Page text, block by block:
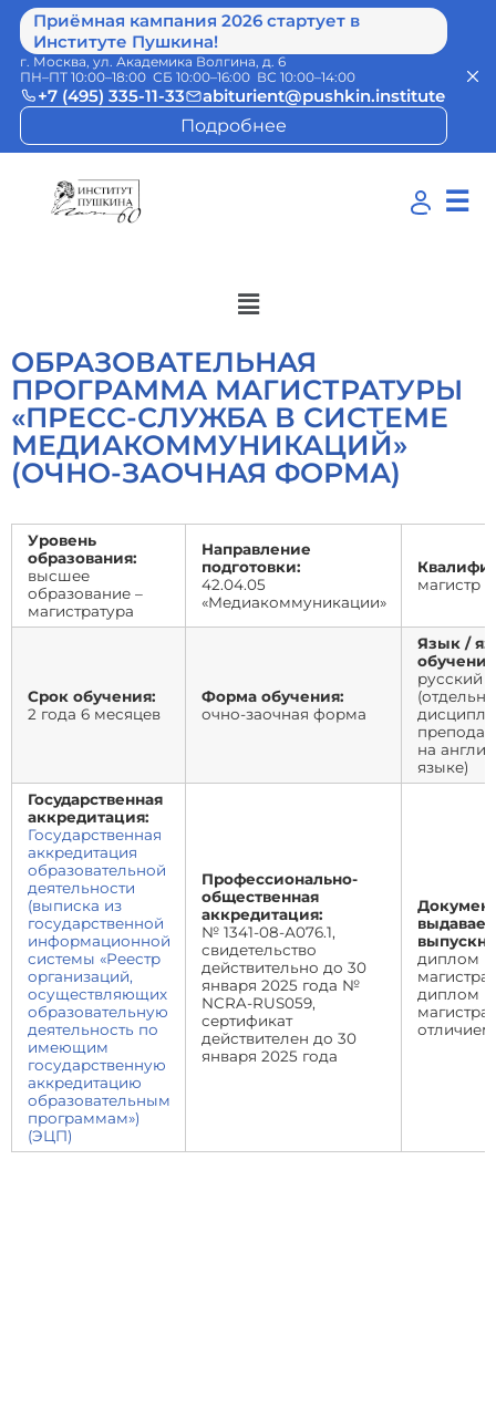
Приёмная кампания 2026 стартует в
Институте Пушкина!
г. Москва, ул. Академика Волгина, д. 6
ПН–ПТ 10:00–18:00 СБ 10:00–16:00 ВС 10:00–14:00
+7 (495) 335-11-33
abiturient@pushkin.institute
Подробнее
☰
ОБРАЗОВАТЕЛЬНАЯ
ПРОГРАММА МАГИСТРАТУРЫ
«ПРЕСС-СЛУЖБА В СИСТЕМЕ
МЕДИАКОММУНИКАЦИЙ»
(ОЧНО-ЗАОЧНАЯ ФОРМА)
Уровень
образования:
высшее
образование –
магистратура
Направление
подготовки:
42.04.05
«Медиакоммуникации»
магистр
Срок обучения:
2 года 6 месяцев
Форма обучения:
очно-заочная форма
Язык /
русский
на
языке)
Государственная
аккредитация:
Государственная
аккредитация
образовательной
деятельности
(выписка из
государственной
информационной
системы «Реестр
организаций,
осуществляющих
образовательную
деятельность по
имеющим
государственную
аккредитацию
образовательным
программам»)
(ЭЦП)
Профессионально-
общественная
аккредитация:
№ 1341-08-А076.1,
свидетельство
действительно до 30
января 2025 года №
NCRA-RUS059,
сертификат
действителен до 30
января 2025 года
диплом
магистра,
диплом
магистра
отличием